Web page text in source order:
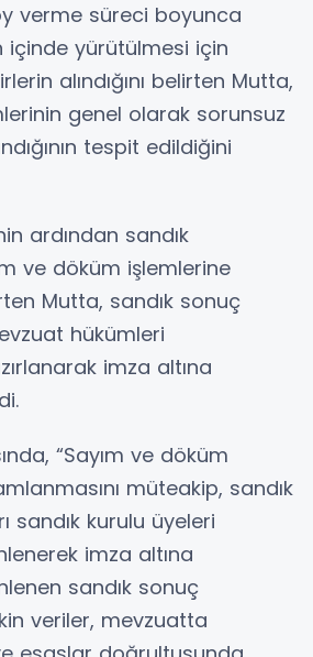
verme süreci boyunca
içinde yürütülmesi için
alındığını belirten Mutta,
genel olarak sorunsuz
tespit edildiğini
ardından sandık
ve döküm işlemlerine
Mutta, sandık sonuç
hükümleri
imza altına
“Sayım ve döküm
müteakip, sandık
sandık kurulu üyeleri
imza altına
sandık sonuç
veriler, mevzuatta